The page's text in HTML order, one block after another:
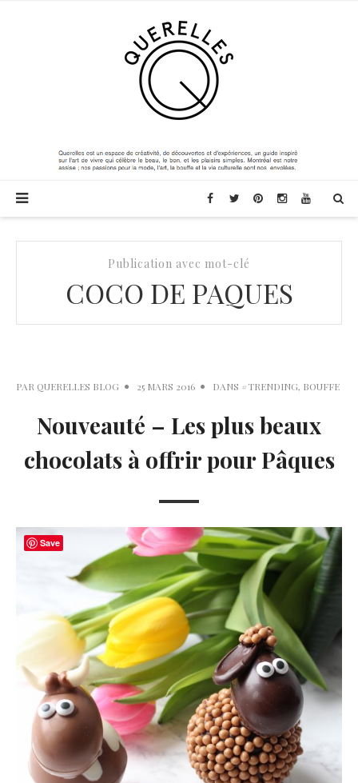
Publication avec mot-clé
COCO DE PAQUES
PAR QUERELLES BLOG 25 MARS 2016 DANS #TRENDING, BOUFFE
Nouveauté – Les plus beaux
chocolats à offrir pour Pâques
Save